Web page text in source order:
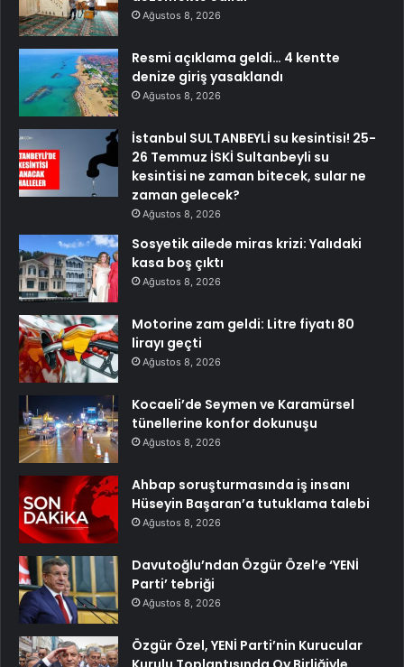
Ağustos 8, 2026
Resmi açıklama geldi… 4 kentte
denize giriş yasaklandı
Ağustos 8, 2026
İstanbul SULTANBEYLİ su kesintisi! 25-
26 Temmuz İSKİ Sultanbeyli su
kesintisi ne zaman bitecek, sular ne
zaman gelecek?
Ağustos 8, 2026
Sosyetik ailede miras krizi: Yalıdaki
kasa boş çıktı
Ağustos 8, 2026
Motorine zam geldi: Litre fiyatı 80
lirayı geçti
Ağustos 8, 2026
Kocaeli’de Seymen ve Karamürsel
tünellerine konfor dokunuşu
Ağustos 8, 2026
Ahbap soruşturmasında iş insanı
Hüseyin Başaran’a tutuklama talebi
Ağustos 8, 2026
Davutoğlu’ndan Özgür Özel’e ‘YENİ
Parti’ tebriği
Ağustos 8, 2026
Özgür Özel, YENİ Parti’nin Kurucular